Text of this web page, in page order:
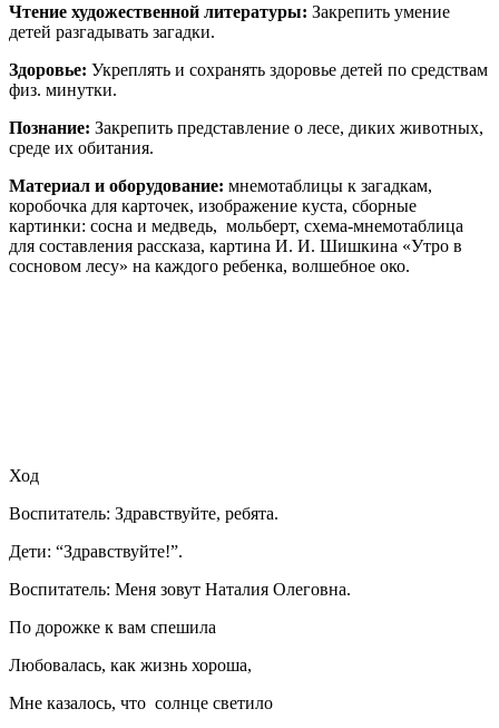
Чтение художественной литературы: Закрепить умение
детей разгадывать загадки.
Здоровье: Укреплять и сохранять здоровье детей по средствам
физ. минутки.
Познание: Закрепить представление о лесе, диких животных,
среде их обитания.
Материал и оборудование: мнемотаблицы к загадкам,
коробочка для карточек, изображение куста, сборные
картинки: сосна и медведь, мольберт, схема-мнемотаблица
для составления рассказа, картина И. И. Шишкина «Утро в
сосновом лесу» на каждого ребенка, волшебное око.
Ход
Воспитатель: Здравствуйте, ребята.
Дети: “Здравствуйте!”.
Воспитатель: Меня зовут Наталия Олеговна.
По дорожке к вам спешила
Любовалась, как жизнь хороша,
Мне казалось, что солнце светило